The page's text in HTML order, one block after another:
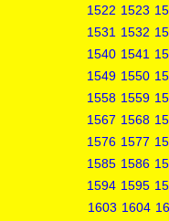
1522 1523
1531 1532
1540 1541
1549 1550
1558 1559
1567 1568
1576 1577
1585 1586
1594 1595
1603 1604